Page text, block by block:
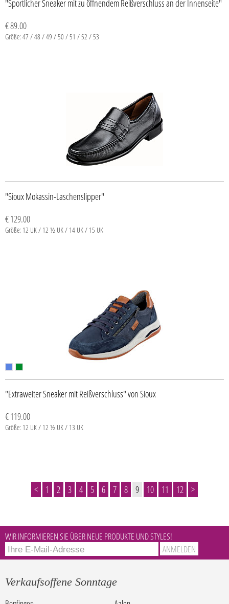
"Sportlicher Sneaker mit zu öffnendem Reißverschluss an der Innenseite"
€ 89.00
Größe: 47 / 48 / 49 / 50 / 51 / 52 / 53
"Sioux Mokassin-Laschenslipper"
€ 129.00
Größe: 12 UK / 12 ½ UK / 14 UK / 15 UK
"Extraweiter Sneaker mit Reißverschluss" von Sioux
€ 119.00
Größe: 12 UK / 12 ½ UK / 13 UK
< 1 2 3 4 5 6 7 8 9 10 11 12 >
WIR INFORMIEREN SIE ÜBER NEUE PRODUKTE UND STYLES!
Verkaufsoffene Sonntage